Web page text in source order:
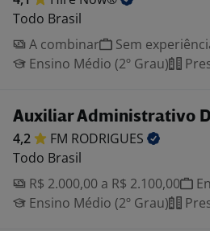
Todo Brasil
A combinar
Sem
Ensino Médio (2º Grau)
Auxiliar Administrativo
4,2 FM RODRIGUES
Todo Brasil
R$ 2.000,00 a R$ 2.100,00
Ensino Médio (2º Grau)